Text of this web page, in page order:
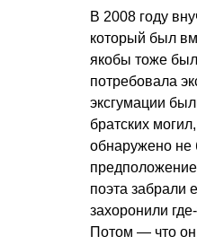
В 2008 году
который был
якобы тоже
потребовала
эксгумации
братских
обнаружено
поэта забрали
захоронили
Потом — что